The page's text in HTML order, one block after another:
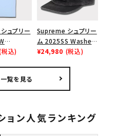
ュプリー
込)
Supreme シュプリー
ム 2025SS Washed
Chino Twill Camp
ブラック 黒
¥24,980 (税込)
覧を見る
ョン人気ランキング